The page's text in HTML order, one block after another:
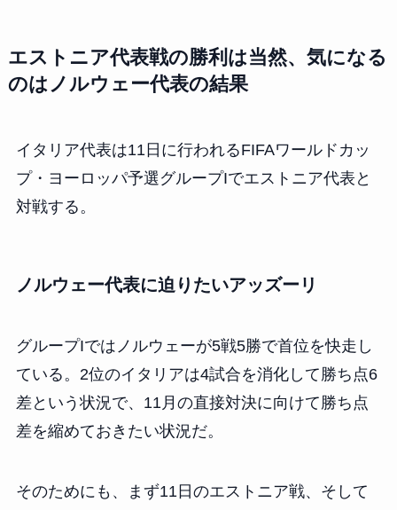
エストニア代表戦の勝利は当然、気になる
のはノルウェー代表の結果
イタリア代表は11日に行われるFIFAワールドカッ
プ・ヨーロッパ予選グループIでエストニア代表と
対戦する。
ノルウェー代表に迫りたいアッズーリ
グループIではノルウェーが5戦5勝で首位を快走し
ている。2位のイタリアは4試合を消化して勝ち点6
差という状況で、11月の直接対決に向けて勝ち点
差を縮めておきたい状況だ。
そのためにも、まず11日のエストニア戦、そして